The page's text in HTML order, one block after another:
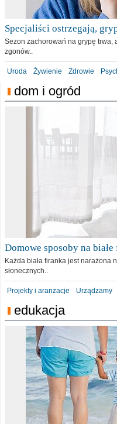
Specjaliści ostrzegają,
Sezon zachorowań na grypę trwa,
zgonów..
Uroda Żywienie Zdrowie
dom i ogród
Domowe sposoby na
Każda biała firanka jest narażona
słonecznych..
Projekty i aranżacje Urządzamy
edukacja